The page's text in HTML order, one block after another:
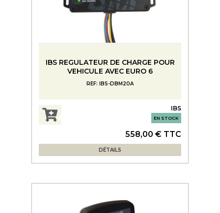
IBS REGULATEUR DE CHARGE POUR
VEHICULE AVEC EURO 6
REF: IBS-DBM20A
IBS
EN STOCK
558,00 € TTC
DÉTAILS